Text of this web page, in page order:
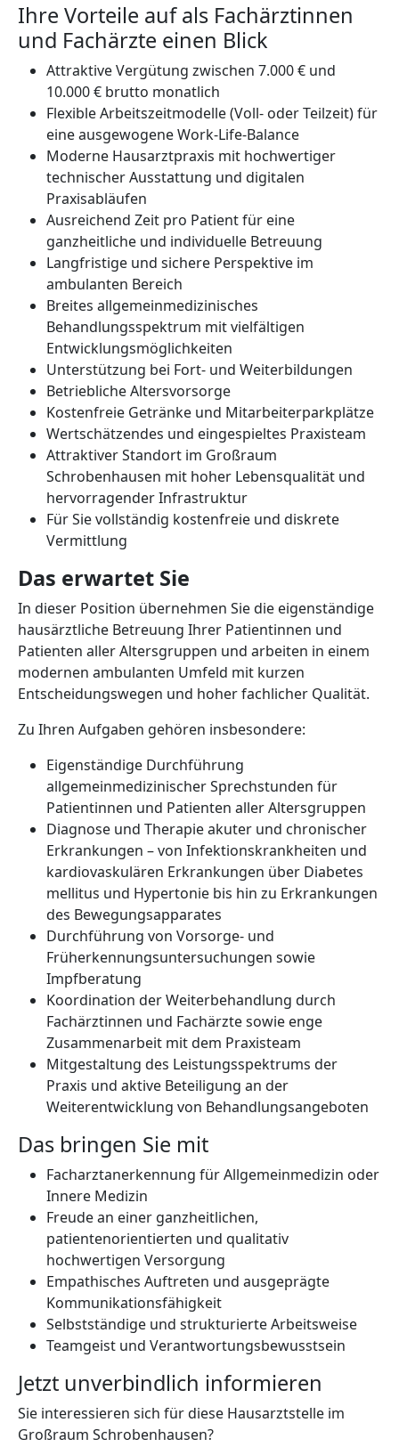
Ihre Vorteile auf als Fachärztinnen
und Fachärzte einen Blick
Attraktive Vergütung zwischen 7.000 € und
10.000 € brutto monatlich
Flexible Arbeitszeitmodelle (Voll- oder Teilzeit) für
eine ausgewogene Work-Life-Balance
Moderne Hausarztpraxis mit hochwertiger
technischer Ausstattung und digitalen
Praxisabläufen
Ausreichend Zeit pro Patient für eine
ganzheitliche und individuelle Betreuung
Langfristige und sichere Perspektive im
ambulanten Bereich
Breites allgemeinmedizinisches
Behandlungsspektrum mit vielfältigen
Entwicklungsmöglichkeiten
Unterstützung bei Fort- und Weiterbildungen
Betriebliche Altersvorsorge
Kostenfreie Getränke und Mitarbeiterparkplätze
Wertschätzendes und eingespieltes Praxisteam
Attraktiver Standort im Großraum
Schrobenhausen mit hoher Lebensqualität und
hervorragender Infrastruktur
Für Sie vollständig kostenfreie und diskrete
Vermittlung
Das erwartet Sie
In dieser Position übernehmen Sie die eigenständige
hausärztliche Betreuung Ihrer Patientinnen und
Patienten aller Altersgruppen und arbeiten in einem
modernen ambulanten Umfeld mit kurzen
Entscheidungswegen und hoher fachlicher Qualität.
Zu Ihren Aufgaben gehören insbesondere:
Eigenständige Durchführung
allgemeinmedizinischer Sprechstunden für
Patientinnen und Patienten aller Altersgruppen
Diagnose und Therapie akuter und chronischer
Erkrankungen – von Infektionskrankheiten und
kardiovaskulären Erkrankungen über Diabetes
mellitus und Hypertonie bis hin zu Erkrankungen
des Bewegungsapparates
Durchführung von Vorsorge- und
Früherkennungsuntersuchungen sowie
Impfberatung
Koordination der Weiterbehandlung durch
Fachärztinnen und Fachärzte sowie enge
Zusammenarbeit mit dem Praxisteam
Mitgestaltung des Leistungsspektrums der
Praxis und aktive Beteiligung an der
Weiterentwicklung von Behandlungsangeboten
Das bringen Sie mit
Facharztanerkennung für Allgemeinmedizin oder
Innere Medizin
Freude an einer ganzheitlichen,
patientenorientierten und qualitativ
hochwertigen Versorgung
Empathisches Auftreten und ausgeprägte
Kommunikationsfähigkeit
Selbstständige und strukturierte Arbeitsweise
Teamgeist und Verantwortungsbewusstsein
Jetzt unverbindlich informieren
Sie interessieren sich für diese Hausarztstelle im
Großraum Schrobenhausen?